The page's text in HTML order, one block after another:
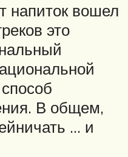
напиток вошел
это
В общем,
… и